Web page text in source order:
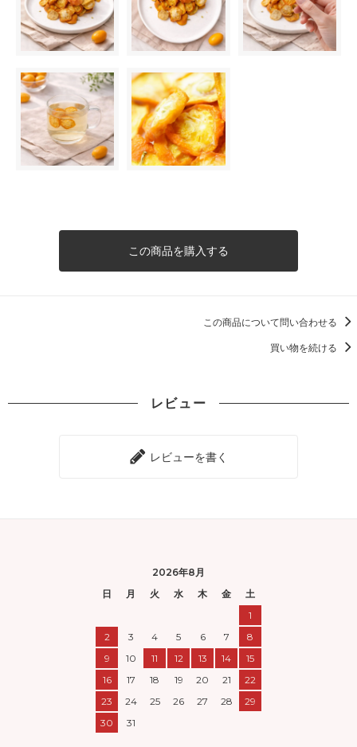
この商品を購入する
この商品について問い合わせる
買い物を続ける
レビュー
レビューを書く
2026年8月
日
月 火 水 木 金
土
1
2
3 4 5 6 7
8
9
10 11 12 13 14
15
16
17 18 19 20 21
22
23
24 25 26 27 28
29
30
31